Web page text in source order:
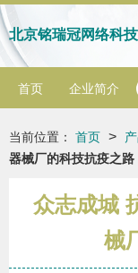
北京铭瑞冠网络科
首页 企业简介
当前位置： 首页 >
器械厂的科技抗疫之路
众志成城
械